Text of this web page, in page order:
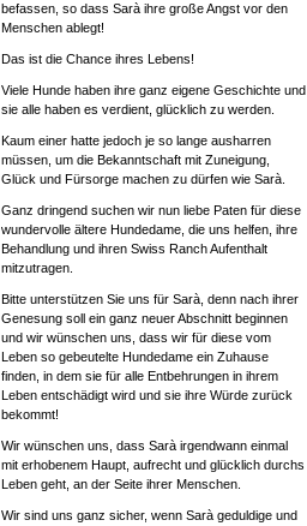
befassen, so dass Sarà ihre große Angst vor den
Menschen ablegt!
Das ist die Chance ihres Lebens!
Viele Hunde haben ihre ganz eigene Geschichte und
sie alle haben es verdient, glücklich zu werden.
Kaum einer hatte jedoch je so lange ausharren
müssen, um die Bekanntschaft mit Zuneigung,
Glück und Fürsorge machen zu dürfen wie Sarà.
Ganz dringend suchen wir nun liebe Paten für diese
wundervolle ältere Hundedame, die uns helfen, ihre
Behandlung und ihren Swiss Ranch Aufenthalt
mitzutragen.
Bitte unterstützen Sie uns für Sarà, denn nach ihrer
Genesung soll ein ganz neuer Abschnitt beginnen
und wir wünschen uns, dass wir für diese vom
Leben so gebeutelte Hundedame ein Zuhause
finden, in dem sie für alle Entbehrungen in ihrem
Leben entschädigt wird und sie ihre Würde zurück
bekommt!
Wir wünschen uns, dass Sarà irgendwann einmal
mit erhobenem Haupt, aufrecht und glücklich durchs
Leben geht, an der Seite ihrer Menschen.
Wir sind uns ganz sicher, wenn Sarà geduldige und